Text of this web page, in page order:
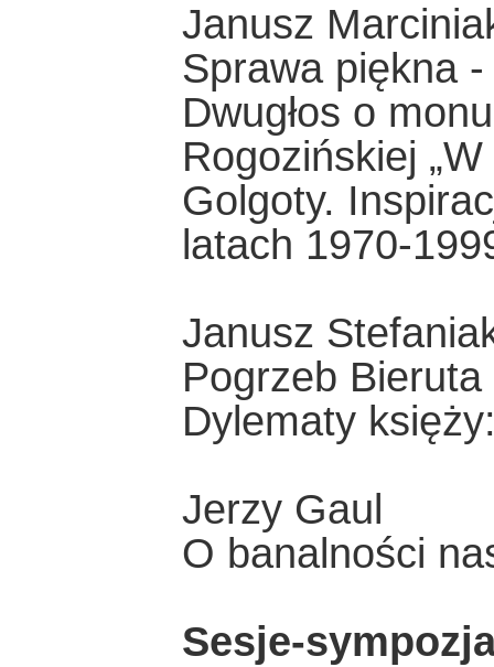
Janusz
Sprawa piękna
Dwugłos o
Rogozińskiej
Golgoty.
latach 1970-
Janusz
Pogrzeb Bieruta
Dylematy
Jerzy Gaul
O banalności
Sesje-